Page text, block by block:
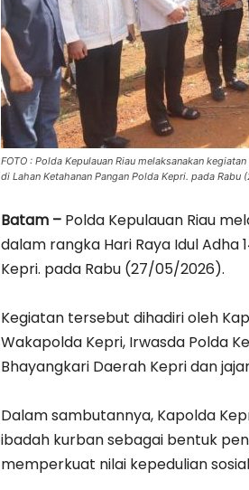
FOTO : Polda Kepulauan Riau melaksanakan
di Lahan Ketahanan Pangan Polda Kepri. pada Rabu
Batam – Polda Kepulauan Riau
dalam rangka Hari Raya Idul Adha
Kepri. pada Rabu (27/05/2026).
‎Kegiatan tersebut dihadiri oleh
Wakapolda Kepri, Irwasda Polda
Bhayangkari Daerah Kepri dan
‎Dalam sambutannya, Kapolda
ibadah kurban sebagai bentuk
memperkuat nilai kepedulian